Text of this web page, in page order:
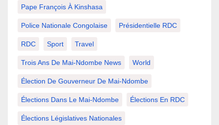
Pape François À Kinshasa
Police Nationale Congolaise Présidentielle RDC
RDC Sport Travel
Trois Ans De Mai-Ndombe News World
Élection De Gouverneur De Mai-Ndombe
Élections Dans Le Mai-Ndombe Élections En RDC
Élections Législatives Nationales